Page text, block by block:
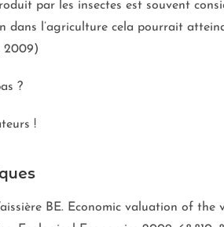
par les insectes est souvent
dans l’agriculture cela pourrait
2009)
?
!
BE. Economic valuation of